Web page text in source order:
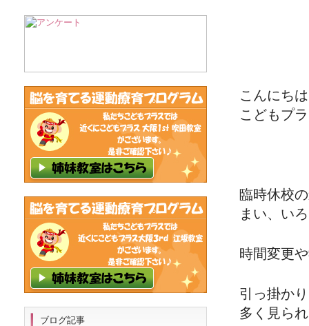
こんにち
こどもプ
臨時休校
まい、い
時間変更
引っ掛か
多く見ら
ブログ記事